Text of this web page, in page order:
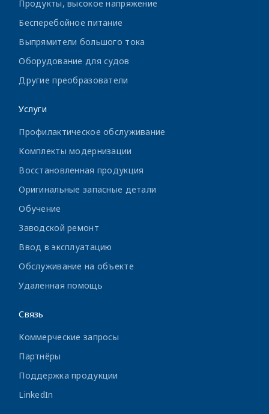
Продукты, высокое напряжение
Бесперебойное питание
Выпрямители большого тока
Оборудование для судов
Другие преобразователи
Услуги
Профилактическое обслуживание
Комплекты модернизации
Восстановленная продукция
Оригинальные запасные детали
Обучение
Заводской ремонт
Ввод в эксплуатацию
Обслуживание на объекте
Удаленная помощь
Связь
Коммерческие запросы
Партнёры
Поддержка продукции
LinkedIn